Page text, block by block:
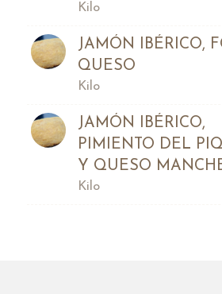
Kilo
JAMÓN IBÉRICO,
QUESO
Kilo
JAMÓN IBÉRICO,
PIMIENTO DEL
Y QUESO
Kilo